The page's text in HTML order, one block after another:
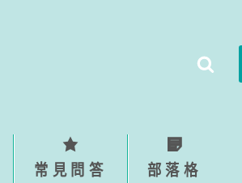
常見問答 部落格